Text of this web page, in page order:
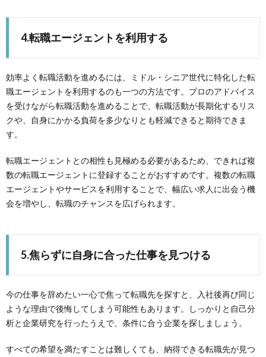
4.転職エージェントを利用する
効率よく転職活動を進めるには、ミドル・シニア世代に特化した転
職エージェントを利用するのも一つの方法です。プロのアドバイス
を受けながら転職活動を進めることで、転職活動が長期化するリス
クや、自身にかかる負荷を多少なりとも軽減できると期待できま
す。
転職エージェントとの相性も見極める必要があるため、できれば複
数の転職エージェントに登録することがおすすめです。複数の転職
エージェントやサービスを利用することで、幅広い求人に出会う機
会を増やし、転職のチャンスを広げられます。
5.焦らずに自身に合った仕事を見つける
今の仕事を辞めたい一心で焦って転職先を探すと、入社後再び同じ
ような理由で後悔してしまう可能性もあります。しっかりと自己分
析と企業研究を行ったうえで、条件に合う企業を探しましょう。
すべての希望を満たすことは難しくても、納得できる転職先が見つ